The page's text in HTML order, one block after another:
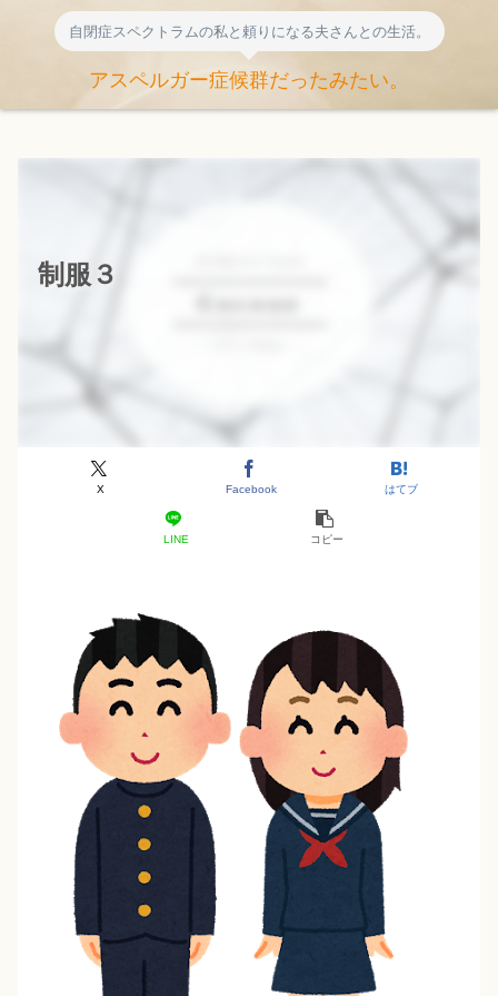
自閉症スペクトラムの私と頼りになる夫さんとの生活。
アスペルガー症候群だったみたい。
制服３
X Facebook はてブ
LINE コピー